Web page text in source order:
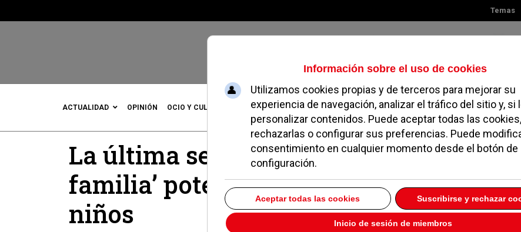
Temas
Sábado, 08 de agosto de 2026
ACTUALIDAD OPINIÓN OCIO Y CULTURA DEPORTES MADRID NOROESTE SOCIEDAD MAGAZINE SERVICIOS
La última sesión de ‘Cómo estudiar en
familia’ potenció las habilidades de los
niños